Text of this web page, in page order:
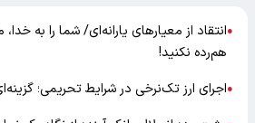
●انتقاد از معیارهای یارانه‌ای/ شما را به خدا،
هم‌رده نکنید!
●اجرای ارز تک‌نرخی در شرایط تحریمی؛